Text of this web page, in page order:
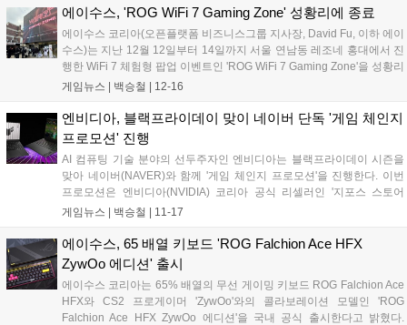
에이수스, 'ROG WiFi 7 Gaming Zone' 성황리에 종료
에이수스 코리아(오픈플랫폼 비즈니스그룹 지사장, David Fu, 이하 에이
수스)는 지난 12월 12일부터 14일까지 서울 연남동 레조네 홍대에서 진
행한 WiFi 7 체험형 팝업 이벤트인 'ROG WiFi 7 Gaming Zone'을 성황리
에 종료했다고 밝혔다. 'ROG WiFi 7 Gaming Zone'은 게임을 즐기는 데
확대하고자, 최신 무선 규격인 WiFi 7과 10Gbps 초고속 유선 네트워크
에 대한 주제로 직접 체험하고 알아볼 수 있는 기회를 제공하기 위해 기
획된 행사다. 이번 팝업은 약 2,000여 명의 방문객이 찾으며 성황리에 마
무리됐다....
게임뉴스 | 백승철 12-16
엔비디아, 블랙프라이데이 맞이 네이버 단독 '게임 체인지
프로모션' 진행
AI 컴퓨팅 기술 분야의 선두주자인 엔비디아는 블랙프라이데이 시즌을
맞아 네이버(NAVER)와 함께 '게임 체인지 프로모션'을 진행한다. 이번
프로모션은 엔비디아(NVIDIA) 코리아 공식 리셀러인 '지포스 스토어
(GeForce Store)'를 통해 11월 17일(월)부터 11월 30일(일)까지 2주간
최대 30만 원 상당의 할인 혜택을 제공한다. 네이버와의 협력을 통해 진
행되는 이번 프로모션은 행사 기간 동안 지포스 스토어 내 프로모션 대
상 제품을 구매하면 10만 원의 네이버 단독 할인 쿠폰이 제공된다. 여기
에 카드 결제 시 추가 7% 할인(최대 20만 원) 혜택이 함께 적용돼 소비자
는 최대 30만 원 상당의 할인 혜택을 받을 수 있다....
게임뉴스 | 백승철 11-17
에이수스, 65 배열 키보드 'ROG Falchion Ace HFX
ZywOo 에디션' 출시
에이수스 코리아는 65% 배열의 무선 게이밍 키보드 ROG Falchion Ace
HFX와 CS2 프로게이머 'ZywOo'와의 콜라보레이션 모델인 'ROG
Falchion Ace HFX ZywOo 에디션'을 국내 공식 출시한다고 밝혔다.